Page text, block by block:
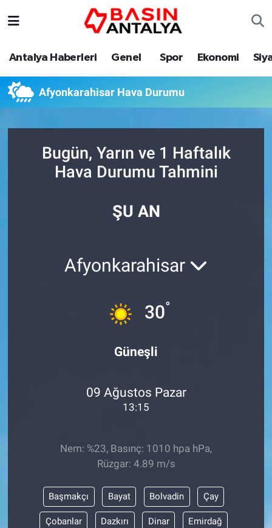
Antalya Haberleri Genel Spor Ekonomi
Afyonkarahisar Hava Durumu
Bugün, Yarın ve 1 Haftalık
Hava Durumu Tahmini
ŞU AN
Afyonkarahisar
30°
Güneşli
09 Ağustos Pazar
13:15
Nem: %23, Basınç: 1010 hpa hPa,
Rüzgar: 4.89 m/s
Başmakçı Bayat Bolvadin Çay
Çobanlar Dazkırı Dinar Emirdağ